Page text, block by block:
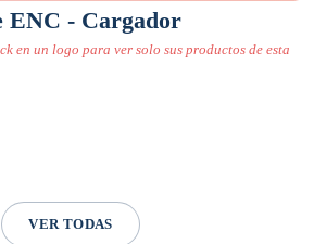
ENC - Cargador
en un logo para ver solo sus productos de esta
VER TODAS